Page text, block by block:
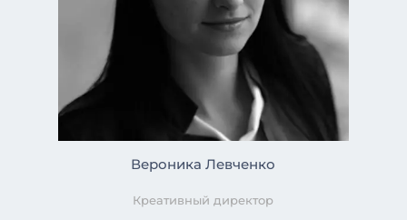
Вероника Левченко
Креативный директор